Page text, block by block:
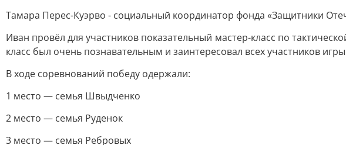
Тамара Перес-Куэрво - социальный координатор фонда «Защитники
Иван провёл для участников показательный мастер-класс по
класс был очень познавательным и заинтересовал всех участников
В ходе соревнований победу одержали:
1 место — семья Швыдченко
2 место — семья Руденок
3 место — семья Ребровых